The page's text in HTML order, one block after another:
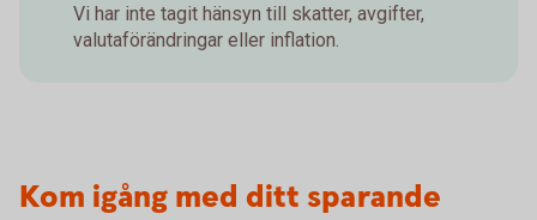
Vi har inte tagit hänsyn till skatter, avgifter,
valutaförändringar eller inflation.
Kom igång med ditt sparande